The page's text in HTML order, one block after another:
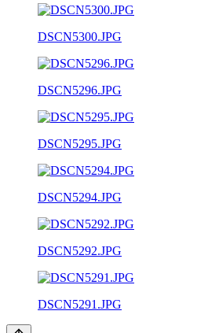
DSCN5300.JPG
DSCN5296.JPG
DSCN5295.JPG
DSCN5294.JPG
DSCN5292.JPG
DSCN5291.JPG